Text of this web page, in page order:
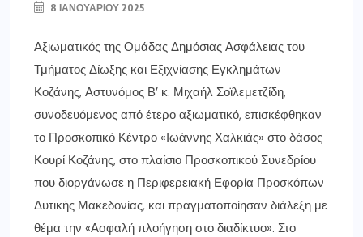
8 ΙΑΝΟΥΑΡΊΟΥ 2025
Αξιωματικός της Ομάδας Δημόσιας Ασφάλειας του
Τμήματος Δίωξης και Εξιχνίασης Εγκλημάτων
Κοζάνης, Αστυνόμος Β’ κ. Μιχαήλ Σοϊλεμετζίδη,
συνοδευόμενος από έτερο αξιωματικό, επισκέφθηκαν
το Προσκοπικό Κέντρο «Ιωάννης Χαλκιάς» στο δάσος
Κουρί Κοζάνης, στο πλαίσιο Προσκοπικού Συνεδρίου
που διοργάνωσε η Περιφερειακή Εφορία Προσκόπων
Δυτικής Μακεδονίας, και πραγματοποίησαν διάλεξη με
θέμα την «Ασφαλή πλοήγηση στο διαδίκτυο». Στο